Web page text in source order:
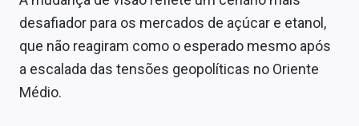
Expediente
desafiador para os mercados de açúcar e etanol,
que não reagiram como o esperado mesmo após
a escalada das tensões geopolíticas no Oriente
Médio.